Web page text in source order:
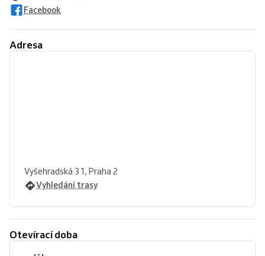
Facebook
Adresa
Vyšehradská 31, Praha 2
Vyhledání trasy
Otevírací doba